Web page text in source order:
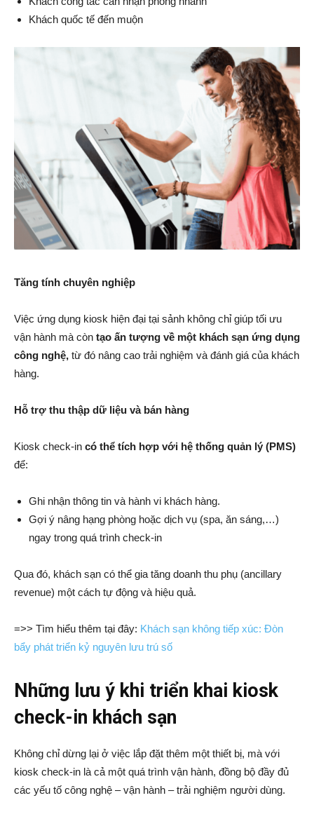
Khách quốc tế đến muộn
Tăng tính chuyên nghiệp
Việc ứng dụng kiosk hiện đại tại sảnh không chỉ giúp tối ưu
vận hành mà còn tạo ấn tượng về một khách sạn ứng dụng
công nghệ, từ đó nâng cao trải nghiệm và đánh giá của khách
hàng.
Hỗ trợ thu thập dữ liệu và bán hàng
Kiosk check-in có thể tích hợp với hệ thống quản lý (PMS)
để:
Ghi nhận thông tin và hành vi khách hàng.
Gợi ý nâng hạng phòng hoặc dịch vụ (spa, ăn sáng,…)
ngay trong quá trình check-in
Qua đó, khách sạn có thể gia tăng doanh thu phụ (ancillary
revenue) một cách tự động và hiệu quả.
=>> Tìm hiểu thêm tại đây: Khách sạn không tiếp xúc: Đòn
bẩy phát triển kỷ nguyên lưu trú số
Những lưu ý khi triển khai kiosk
check-in khách sạn
Không chỉ dừng lại ở việc lắp đặt thêm một thiết bị, mà với
kiosk check-in là cả một quá trình vận hành, đồng bộ đầy đủ
các yếu tố công nghệ – vận hành – trải nghiệm người dùng.